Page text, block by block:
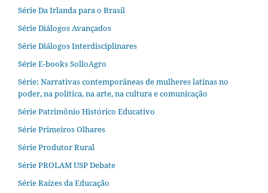
Série Da Irlanda para o Brasil
Série Diálogos Avançados
Série Diálogos Interdisciplinares
Série E-books SolloAgro
Série: Narrativas contemporâneas de mulheres latinas no
poder, na política, na arte, na cultura e comunicação
Série Patrimônio Histórico Educativo
Série Primeiros Olhares
Série Produtor Rural
Série PROLAM USP Debate
Série Raízes da Educação